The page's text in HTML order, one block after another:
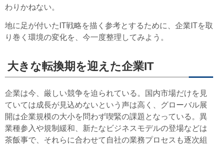
わりかねない。
地に足が付いたIT戦略を描く参考とするために、企業ITを取
り巻く環境の変化を、今一度整理してみよう。
大きな転換期を迎えた企業IT
企業は今、厳しい競争を迫られている。国内市場だけを見
ていては成長が見込めないという声は高く、グローバル展
開は企業規模の大小を問わず喫緊の課題となっている。異
業種参入や規制緩和、新たなビジネスモデルの登場などは
茶飯事で、それらに合わせて自社の業務プロセスも逐次組